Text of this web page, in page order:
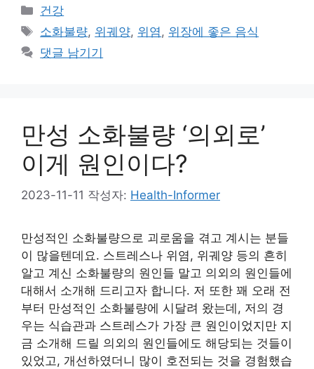
카
테
리
건강
태
그
소화불량, 위궤양, 위염, 위장에 좋은 음식
댓글 남기기
만성 소화불량 ‘의외로’
이게 원인이다?
2023-11-11 작성자: Health-Informer
만성적인 소화불량으로 괴로움을 겪고 계시는 분들
이 많을텐데요. 스트레스나 위염, 위궤양 등의 흔히
알고 계신 소화불량의 원인들 말고 의외의 원인들에
대해서 소개해 드리고자 합니다. 저 또한 꽤 오래 전
부터 만성적인 소화불량에 시달려 왔는데, 저의 경
우는 식습관과 스트레스가 가장 큰 원인이었지만 지
금 소개해 드릴 의외의 원인들에도 해당되는 것들이
있었고, 개선하였더니 많이 호전되는 것을 경험했습